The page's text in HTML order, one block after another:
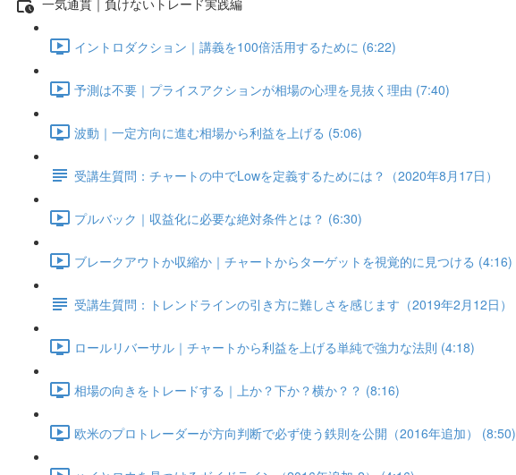
イントロダクション｜講義を100倍活用するために (6:22)
予測は不要｜プライスアクションが相場の心理を見抜く理由 (7:40)
波動｜一定方向に進む相場から利益を上げる (5:06)
受講生質問：チャートの中でLowを定義するためには？（2020年8月17日）
プルバック｜収益化に必要な絶対条件とは？ (6:30)
ブレークアウトか収縮か｜チャートからターゲットを視覚的に見つける (4:16)
受講生質問：トレンドラインの引き方に難しさを感じます（2019年2月12日）
ロールリバーサル｜チャートから利益を上げる単純で強力な法則 (4:18)
相場の向きをトレードする｜上か？下か？横か？？ (8:16)
欧米のプロトレーダーが方向判断で必ず使う鉄則を公開（2016年追加） (8:50)